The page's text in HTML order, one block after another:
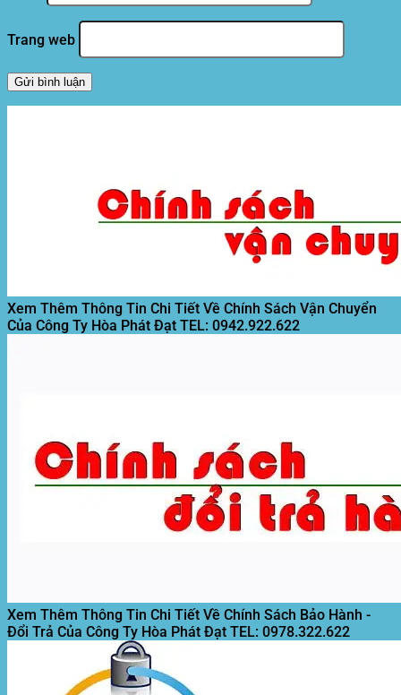
Trang web
Xem Thêm Thông Tin Chi Tiết Về Chính Sách Vận Chuyển
Của Công Ty Hòa Phát Đạt TEL: 0942.922.622
Xem Thêm Thông Tin Chi Tiết Về Chính Sách Bảo Hành -
Đổi Trả Của Công Ty Hòa Phát Đạt TEL: 0978.322.622